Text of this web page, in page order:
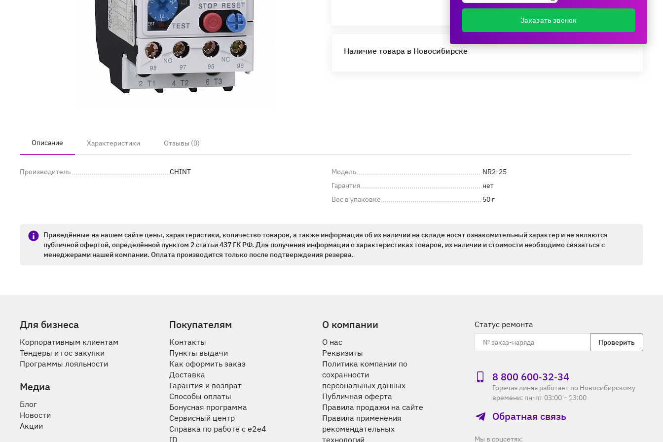
Наличие товара в Новосибирске
Описание Характеристики Отзывы (0)
Производитель CHINT Модель
NR2-25
Гарантия
нет
Вес в упаковке
50 г
Приведённые на нашем сайте цены, характеристики, количество товаров, а также информация об их наличии на складе носят ознакомительный характер и не являются
публичной офертой, определённой пунктом 2 статьи 437 ГК РФ. Для получения информации о характеристиках товаров, их наличии и стоимости необходимо связаться с
менеджерами нашей компании. Оплата производится только после подтверждения резерва.
Для бизнеса
Корпоративным клиентам
Тендеры и гос закупки
Программы лояльности
Медиа
Блог
Новости
Акции
Покупателям
Контакты
Пункты выдачи
Как оформить заказ
Доставка
Гарантия и возврат
Способы оплаты
Бонусная программа
Сервисный центр
Справка по работе с e2e4
ID
О компании
О нас
Реквизиты
Политика компании по
сохранности
персональных данных
Публичная оферта
Правила продажи на сайте
Правила применения
рекомендательных
технологий
Статус ремонта
Проверить
8 800 600‑32‑34
Горячая линяя работает по Новосибирскому
времени: пн-пт 03:00 – 13:00
Обратная связь
Мы в соцсетях:
Заказать звонок